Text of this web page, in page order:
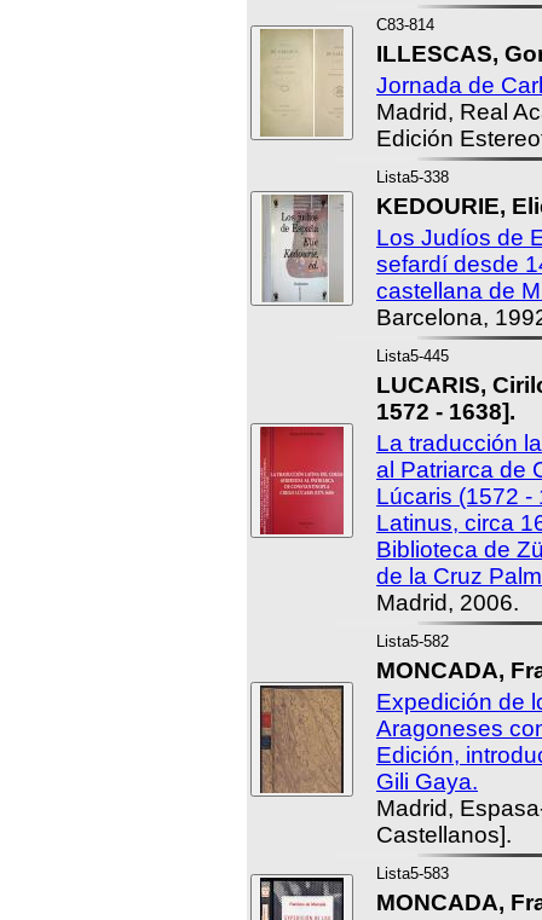
C83-814
ILLESCAS,
Jornada de
Madrid, Real
Edición
Lista5-338
KEDOURIE,
Los Judíos de
sefardí desde
castellana de
Barcelona,
Lista5-445
LUCARIS,
1572 - 1638].
La traducción
al Patriarca de
Lúcaris (1572 -
Latinus, circa
Biblioteca de
de la Cruz
Madrid, 2006.
Lista5-582
MONCADA,
Expedición de
Aragoneses
Edición,
Gili Gaya.
Madrid,
Castellanos].
Lista5-583
MONCADA,